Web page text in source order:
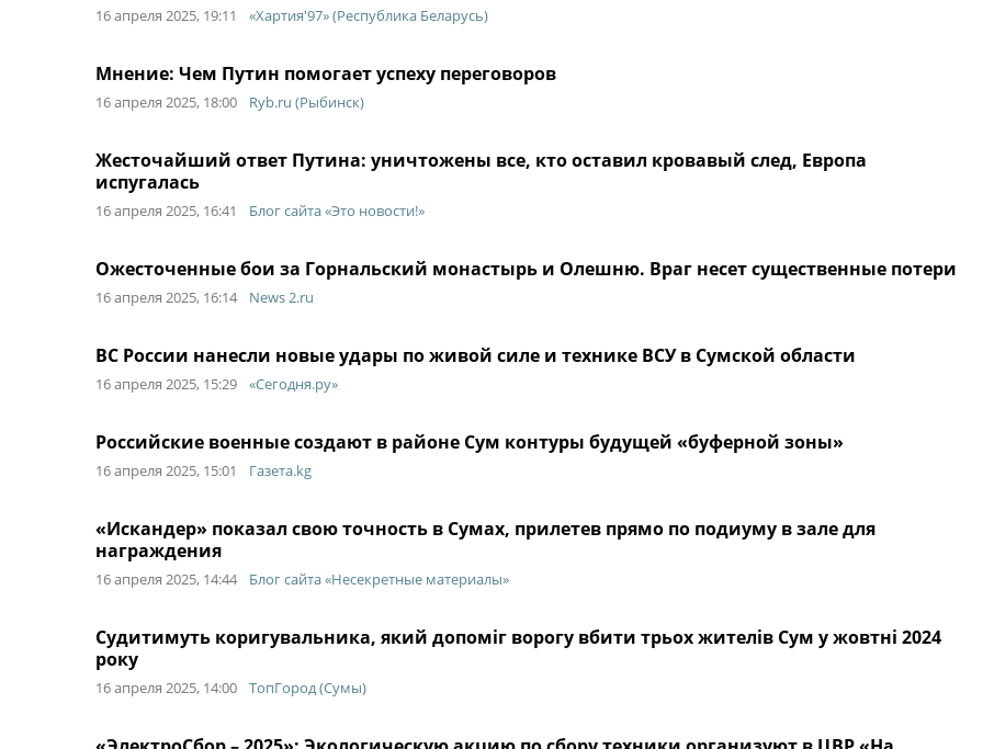
16 апреля 2025, 19:11 «Хартия'97» (Республика Беларусь)
Мнение: Чем Путин помогает успеху переговоров
16 апреля 2025, 18:00 Ryb.ru (Рыбинск)
Жесточайший ответ Путина: уничтожены все, кто оставил кровавый след, Европа
испугалась
16 апреля 2025, 16:41 Блог сайта «Это новости!»
Ожесточенные бои за Горнальский монастырь и Олешню. Враг несет существенные потери
16 апреля 2025, 16:14 News 2.ru
ВС России нанесли новые удары по живой силе и технике ВСУ в Сумской области
16 апреля 2025, 15:29 «Сегодня.ру»
Российские военные создают в районе Сум контуры будущей «буферной зоны»
16 апреля 2025, 15:01 Газета.kg
«Искандер» показал свою точность в Сумах, прилетев прямо по подиуму в зале для
награждения
16 апреля 2025, 14:44 Блог сайта «Несекретные материалы»
Судитимуть коригувальника, який допоміг ворогу вбити трьох жителів Сум у жовтні 2024
року
16 апреля 2025, 14:00 ТопГород (Сумы)